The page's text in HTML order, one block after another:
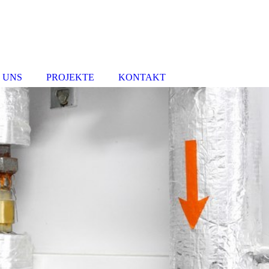
UNS PROJEKTE KONTAKT